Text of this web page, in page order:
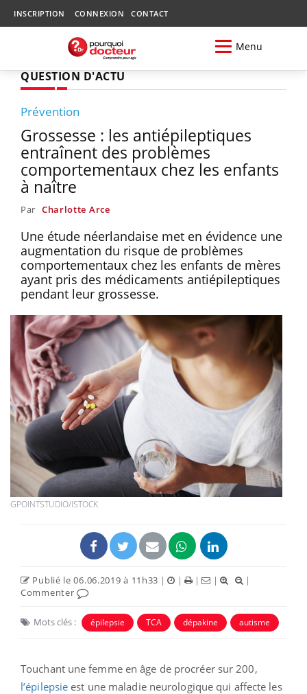
INSCRIPTION CONNEXION CONTACT
Menu
QUESTION D'ACTU
Prévention
Grossesse : les antiépileptiques
entraînent des problèmes
comportementaux chez les enfants
à naître
Par Charlotte Arce
Une étude néerlandaise met en évidence une
augmentation du risque de problèmes
comportementaux chez les enfants de mères
ayant pris des médicaments antiépileptiques
pendant leur grossesse.
GPOINTSTUDIO/ISTOCK
Publié le 06.06.2019 à 11h33 | | | |
|
Commenter
Mots clés : épilepsie TCA dépakine autisme
Touchant une femme en âge de procréer sur 200,
l’épilepsie est une maladie neurologique qui affecte les